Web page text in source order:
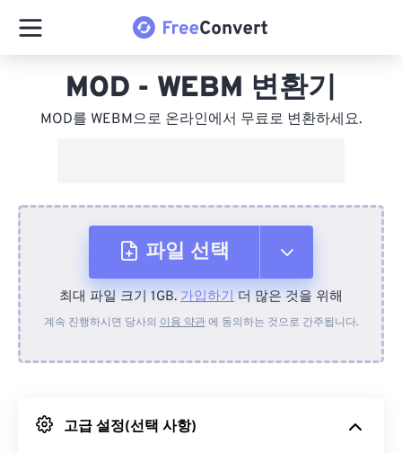
MOD - WEBM 변환기
MOD를 WEBM으로 온라인에서 무료로 변환하세요.
파일 선택
장치에서
Google 드라이브에서
최대 파일 크기 1GB. 가입하기 더 많은 것을 위해
계속 진행하시면 당사의 이용 약관에 동의하는 것으로 간주됩니다.
고급 설정(선택 사항)